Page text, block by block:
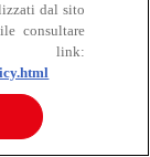
dal sito
consultare
link: